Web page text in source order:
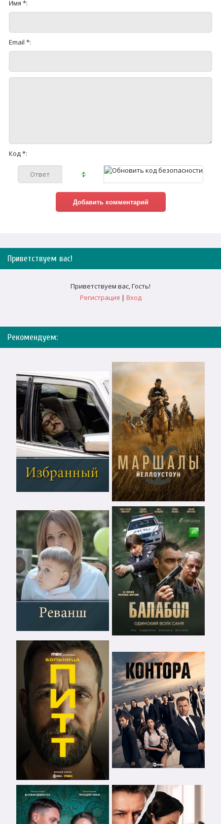
Имя *:
Email *:
Код *:
Приветствуем вас!
Приветствуем вас,Гость!
Регистрация | Вход
Рекомендуем: